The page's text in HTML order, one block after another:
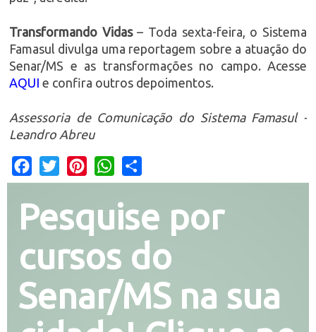
Transformando Vidas– Toda sexta-feira, o Sistema
Famasul divulga uma reportagem sobre a atuação do
Senar/MS e as transformações no campo. Acesse
AQUI e confira outros depoimentos.
Assessoria de Comunicação do Sistema Famasul -
Leandro Abreu
Facebook
Twitter PinterestWhatsApp
Pesquise por
cursos do
Senar/MS na sua